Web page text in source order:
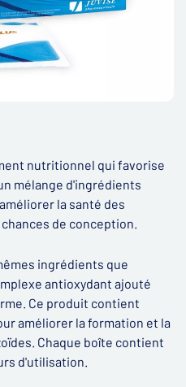
nutritionnel qui favorise
mélange d'ingrédients
la santé des
de conception.
ingrédients que
antioxydant ajouté
Ce produit contient
améliorer la formation et la
Chaque boîte contient
d'utilisation.